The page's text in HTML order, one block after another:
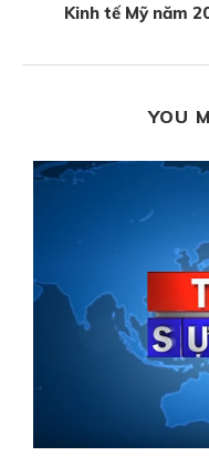
Kinh tế Mỹ năm
YOU